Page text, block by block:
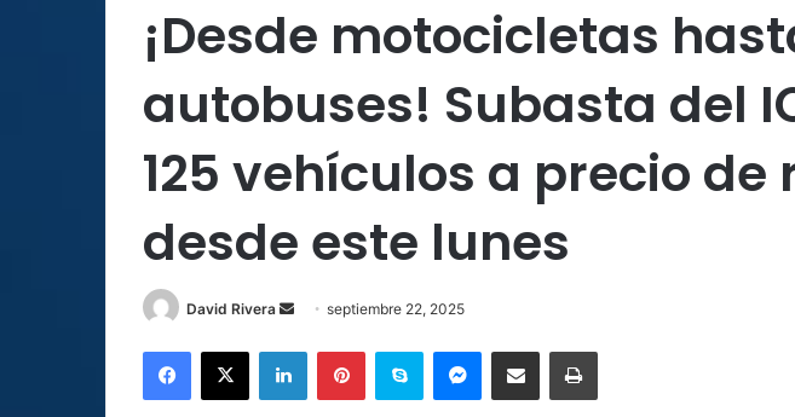
¡Desde motocicletas
autobuses! Subasta del
125 vehículos a precio de
desde este lunes
David Rivera
Sendseptiembre 22, 2025
Facebook
X LinkedInPinterestSkype MessengerCompartir por correo electrónicoImprimir